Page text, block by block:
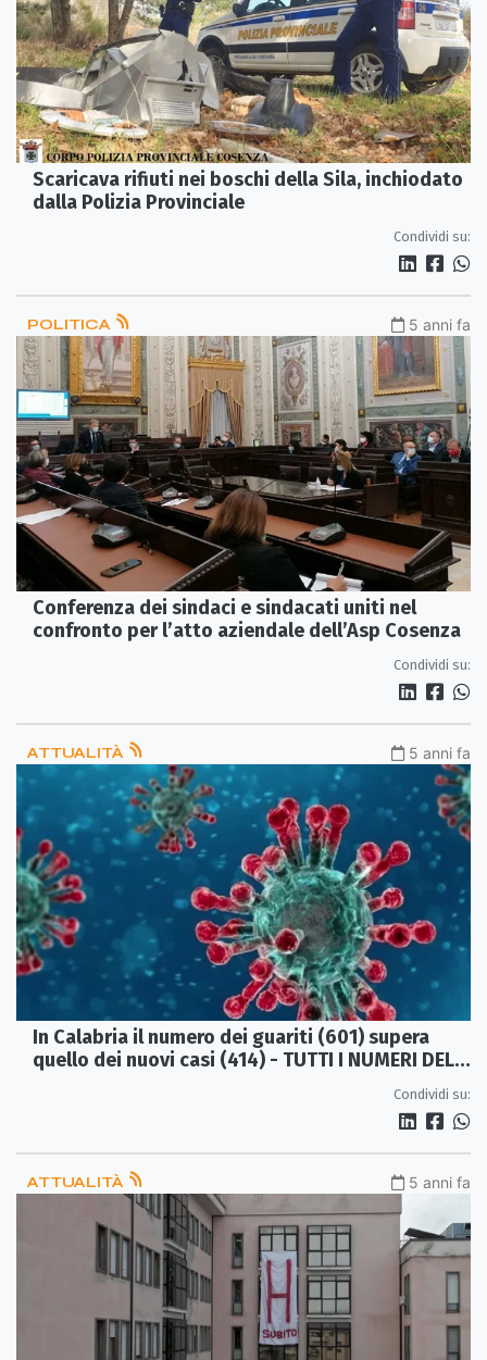
Scaricava rifiuti nei boschi della Sila, inchiodato
dalla Polizia Provinciale
Condividi su:
POLITICA 5 anni fa
Conferenza dei sindaci e sindacati uniti nel
confronto per l’atto aziendale dell’Asp Cosenza
Condividi su:
ATTUALITÀ 5 anni fa
In Calabria il numero dei guariti (601) supera
quello dei nuovi casi (414) - TUTTI I NUMERI DEL
Condividi su:
ATTUALITÀ 5 anni fa